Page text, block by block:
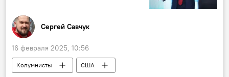
Сергей Савчук
16 февраля 2025, 10:56
Колумнисты США